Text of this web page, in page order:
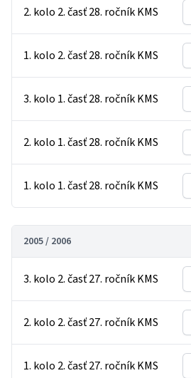
2. kolo 2. časť 28. ročník KMS
1. kolo 2. časť 28. ročník KMS
3. kolo 1. časť 28. ročník KMS
2. kolo 1. časť 28. ročník KMS
1. kolo 1. časť 28. ročník KMS
2005 / 2006
3. kolo 2. časť 27. ročník KMS
2. kolo 2. časť 27. ročník KMS
1. kolo 2. časť 27. ročník KMS